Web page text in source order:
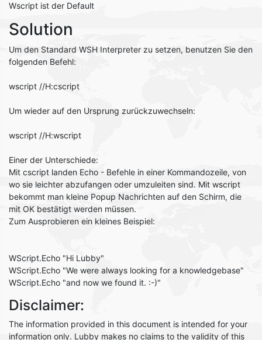
Wscript ist der Default
Solution
Um den Standard WSH Interpreter zu setzen, benutzen Sie den
folgenden Befehl:
wscript //H:cscript
Um wieder auf den Ursprung zurückzuwechseln:
wscript //H:wscript
Einer der Unterschiede:
Mit cscript landen Echo - Befehle in einer Kommandozeile, von
wo sie leichter abzufangen oder umzuleiten sind. Mit wscript
bekommt man kleine Popup Nachrichten auf den Schirm, die
mit OK bestätigt werden müssen.
Zum Ausprobieren ein kleines Beispiel:
WScript.Echo "Hi Lubby"
WScript.Echo "We were always looking for a knowledgebase"
WScript.Echo "and now we found it. :-)"
Disclaimer:
The information provided in this document is intended for your
information only. Lubby makes no claims to the validity of this